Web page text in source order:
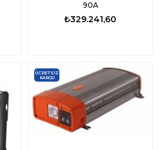
90A
₺329.241,60
ÜCRETSIZ
KARGO